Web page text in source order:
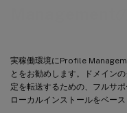
実稼働環境にProfile
とをお勧めします。ドメイン
定を転送するための、フルサ
ローカルインストールをベース